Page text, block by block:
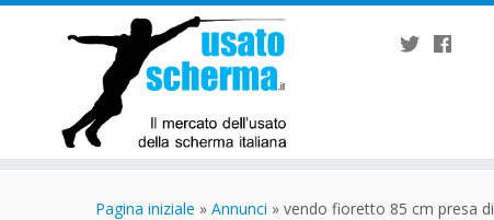
Pagina iniziale » Annunci » vendo fioretto 85 cm presa